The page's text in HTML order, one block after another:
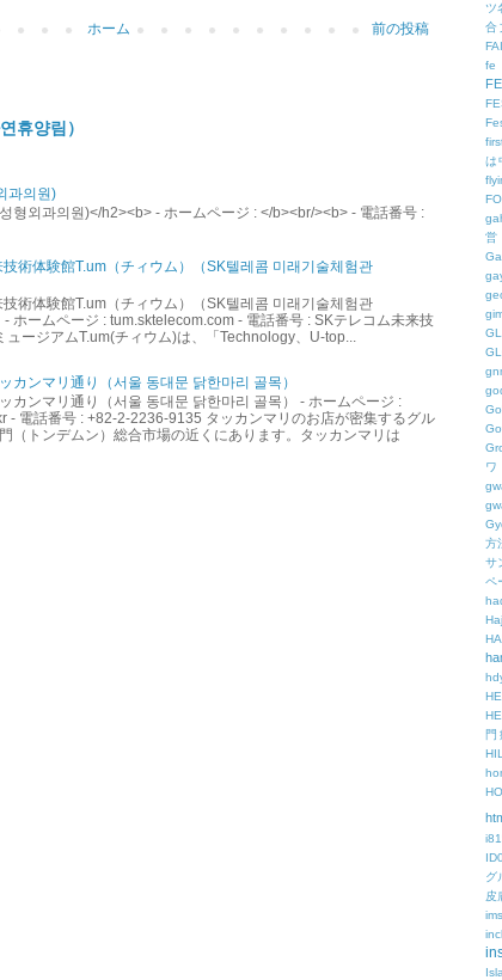
前の投稿
ホーム
휴양림）
과의원)
형외과의원)</h2><b> - ホームページ : </b><br/><b> - 電話番号 :
術体験館T.um（チィウム）（SK텔레콤 미래기술체험관
術体験館T.um（チィウム）（SK텔레콤 미래기술체험관
- ホームページ : tum.sktelecom.com - 電話番号 : SKテレコム未来技
ュージアムT.um(チィウム)は、「Technology、U-top...
カンマリ通り（서울 동대문 닭한마리 골목）
カンマリ通り（서울 동대문 닭한마리 골목） - ホームページ :
- 電話番号 : +82-2-2236-9135 タッカンマリのお店が密集するグル
（トンデムン）総合市場の近くにあります。タッカンマリは
ツ
合
fe
は
方
サ
ペ
門
グ
皮